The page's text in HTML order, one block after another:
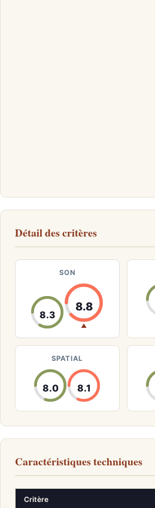
Détail des critères
SON
8.3
8.8
▲
SPATIAL
8.0 8.1
Caractéristiques techniques
Critère